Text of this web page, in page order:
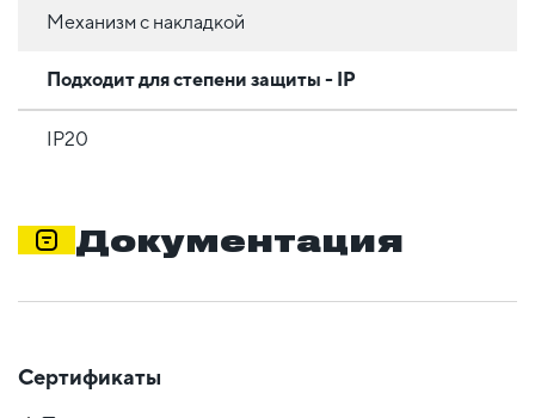
Механизм с накладкой
Подходит для степени защиты - IP
IP20
Документация
Сертификаты